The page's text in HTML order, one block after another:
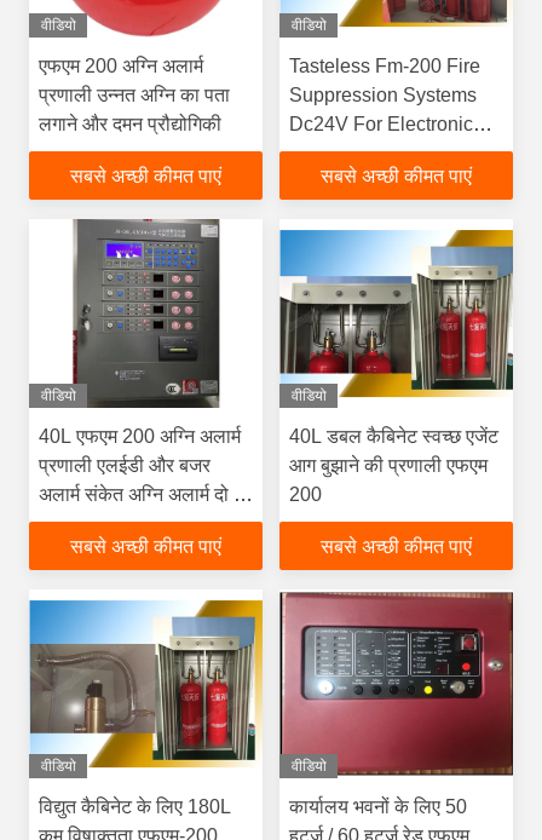
वीडियो
एफएम 200 अग्नि अलार्म
प्रणाली उन्नत अग्नि का पता
लगाने और दमन प्रौद्योगिकी
सबसे अच्छी कीमत पाएं
वीडियो
Tasteless Fm-200 Fire
Suppression Systems
Dc24V For Electronic
Computer Room
सबसे अच्छी कीमत पाएं
वीडियो
40L एफएम 200 अग्नि अलार्म
प्रणाली एलईडी और बजर
अलार्म संकेत अग्नि अलार्म दो सौ
प्रणाली
सबसे अच्छी कीमत पाएं
वीडियो
40L डबल कैबिनेट स्वच्छ एजेंट
आग बुझाने की प्रणाली एफएम
200
सबसे अच्छी कीमत पाएं
वीडियो
विद्युत कैबिनेट के लिए 180L
कम विषाक्तता एफएम-200
वीडियो
कार्यालय भवनों के लिए 50
हर्ट्ज / 60 हर्ट्ज रेड एफएम